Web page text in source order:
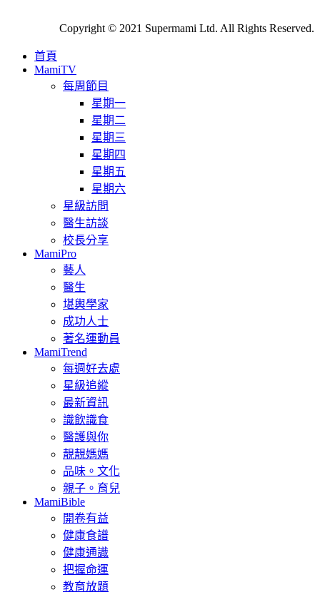
Copyright © 2021 Supermami Ltd. All Rights Reserved.
首頁
MamiTV
每周節目
星期一
星期二
星期三
星期四
星期五
星期六
星級訪問
醫生訪談
校長分享
MamiPro
藝人
醫生
堪輿學家
成功人士
著名運動員
MamiTrend
每週好去處
星級追縱
最新資訊
識飲識食
醫護與你
靚靚媽媽
品味。文化
親子。育兒
MamiBible
開卷有益
健康食譜
健康通識
把握命運
教育放題